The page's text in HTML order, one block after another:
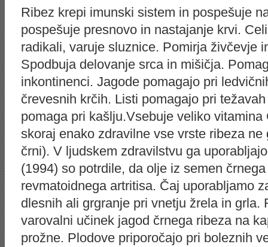
Ribez krepi imunski sistem in pospešuje
pospešuje presnovo in nastajanje krvi.
radikali, varuje sluznice. Pomirja živčevje
Spodbuja delovanje srca in mišičja.
inkontinenci. Jagode pomagajo pri
črevesnih krčih. Listi pomagajo pri
pomaga pri kašlju.Vsebuje veliko
skoraj enako zdravilne vse vrste ribeza
črni). V ljudskem zdravilstvu ga
(1994) so potrdile, da olje iz semen
revmatoidnega artritisa. Čaj uporabljamo
dlesnih ali grgranje pri vnetju žrela in grla.
varovalni učinek jagod črnega ribeza na
prožne. Plodove priporočajo pri boleznih